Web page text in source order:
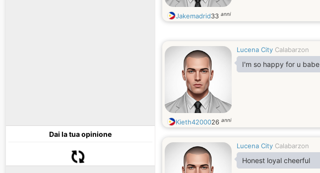
Dai la tua opinione
Jakemadrid33 anni
Lucena City Calabarzon
I'm so happy for u babe
Kieth4200026 anni
Lucena City Calabarzon
Honest loyal cheerful